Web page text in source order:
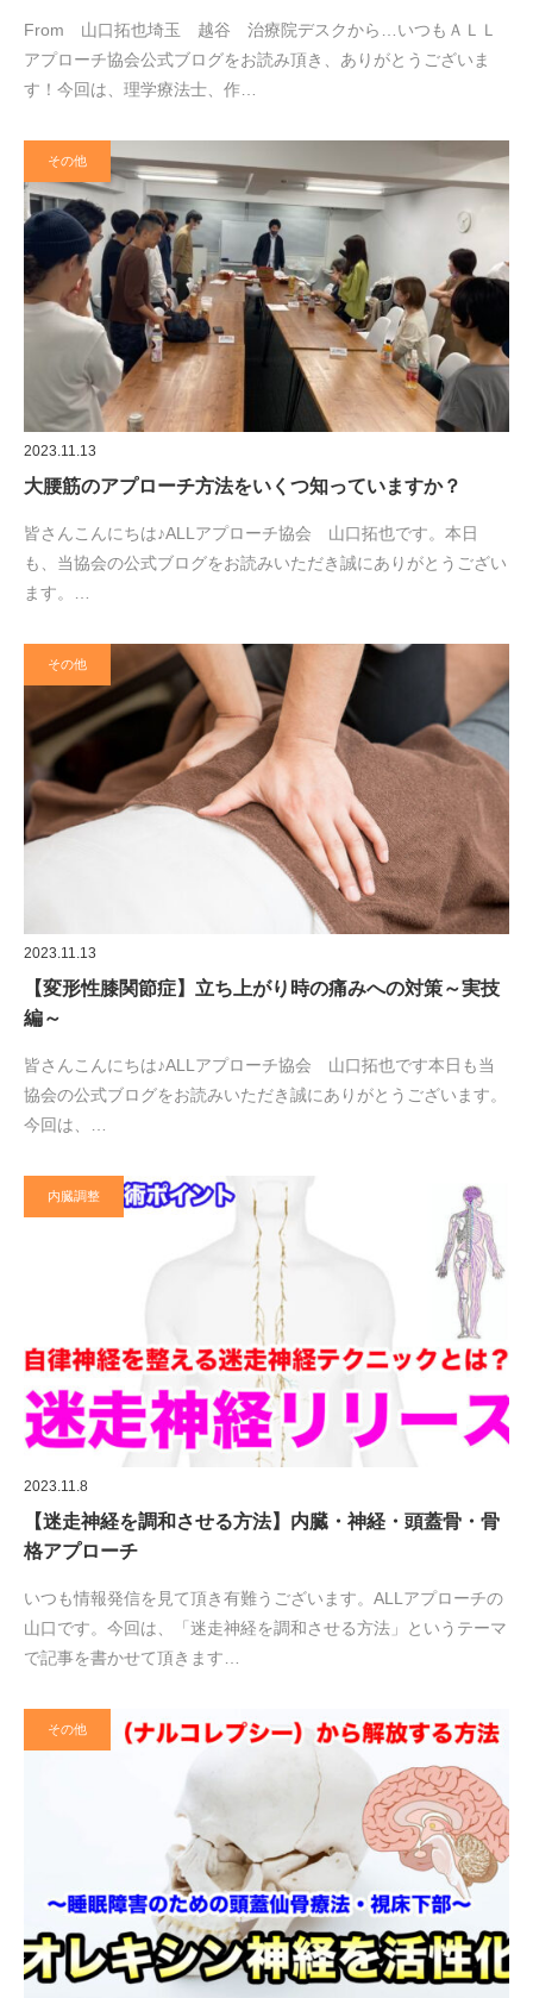
From 山口拓也埼玉 越谷 治療院デスクから…いつもＡＬＬ
アプローチ協会公式ブログをお読み頂き、ありがとうございま
す！今回は、理学療法士、作…
その他
2023.11.13
大腰筋のアプローチ方法をいくつ知っていますか？
皆さんこんにちは♪ALLアプローチ協会 山口拓也です。本日
も、当協会の公式ブログをお読みいただき誠にありがとうござい
ます。…
その他
2023.11.13
【変形性膝関節症】立ち上がり時の痛みへの対策～実技
編～
皆さんこんにちは♪ALLアプローチ協会 山口拓也です本日も当
協会の公式ブログをお読みいただき誠にありがとうございます。
今回は、…
内臓調整
2023.11.8
【迷走神経を調和させる方法】内臓・神経・頭蓋骨・骨
格アプローチ
いつも情報発信を見て頂き有難うございます。ALLアプローチの
山口です。今回は、「迷走神経を調和させる方法」というテーマ
で記事を書かせて頂きます…
その他